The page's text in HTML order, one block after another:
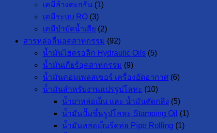
เคมีล้างตะกรัน (1)
เคมีระบบ RO (3)
เคมีบำบัดน้ำเสีย (2)
สารหล่อลื่นอุตสาหกรรม (92)
น้ำมันไฮดรอลิก Hydraulic Oils (5)
น้ำมันเกียร์อุตสาหกรรม (9)
น้ำมันคอมเพลสเซอร์ เครื่องอัดอากาศ (6)
น้ำมันสำหรับงานแปรรูปโลหะ (10)
น้ำยาหล่อเย็น และ น้ำมันตัดกลึง (5)
น้ำมันปั๊มขึ้นรูปโลหะ Stamping Oil (1)
น้ำมันหล่อเย็นรีดท่อ Pipe Rolling (1)